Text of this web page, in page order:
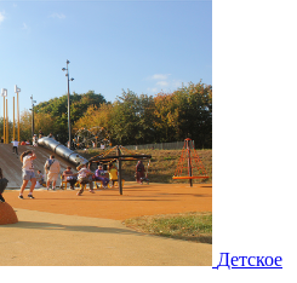
Детское